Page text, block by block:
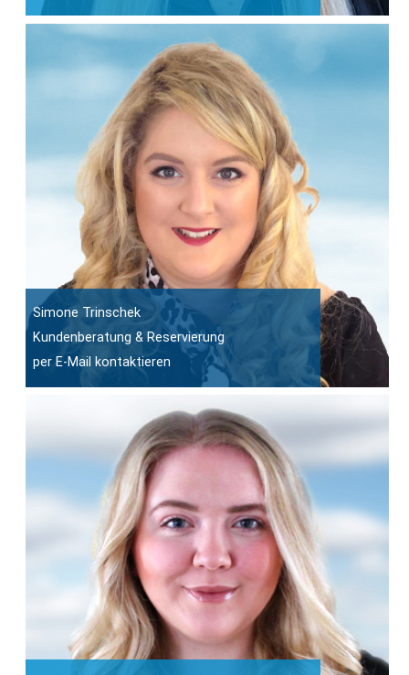
Simone Trinschek
Kundenberatung & Reservierung
per E-Mail kontaktieren